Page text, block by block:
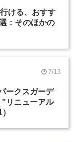
ける、おすす
：そのほかの
7/13
ークスガーデ
リニューアル